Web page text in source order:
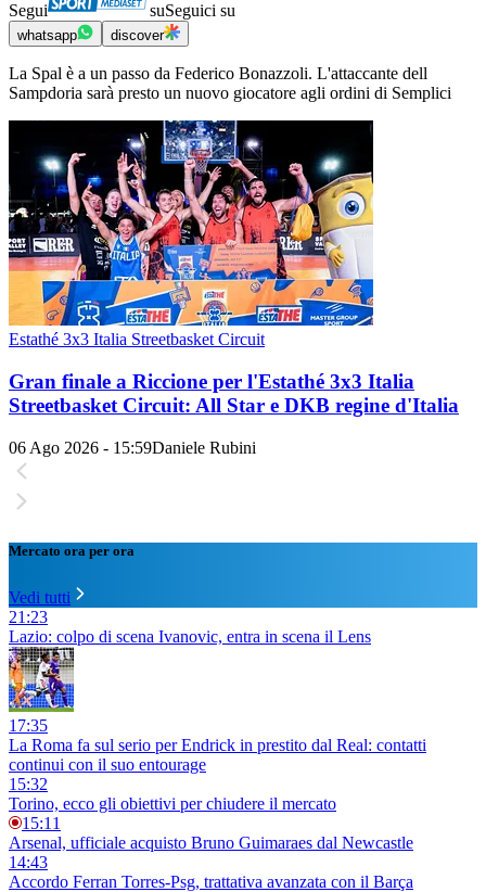
Segui suSeguici su
whatsapp discover
La Spal è a un passo da Federico Bonazzoli. L'attaccante dell
Sampdoria sarà presto un nuovo giocatore agli ordini di Semplici
Estathé 3x3 Italia Streetbasket Circuit
Gran finale a Riccione per l'Estathé 3x3 Italia
Streetbasket Circuit: All Star e DKB regine d'Italia
06 Ago 2026 - 15:59Daniele Rubini
Mercato ora per ora
Vedi tutti
21:23
Lazio: colpo di scena Ivanovic, entra in scena il Lens
17:35
La Roma fa sul serio per Endrick in prestito dal Real: contatti
continui con il suo entourage
15:32
Torino, ecco gli obiettivi per chiudere il mercato
15:11
Arsenal, ufficiale acquisto Bruno Guimaraes dal Newcastle
14:43
Accordo Ferran Torres-Psg, trattativa avanzata con il Barça